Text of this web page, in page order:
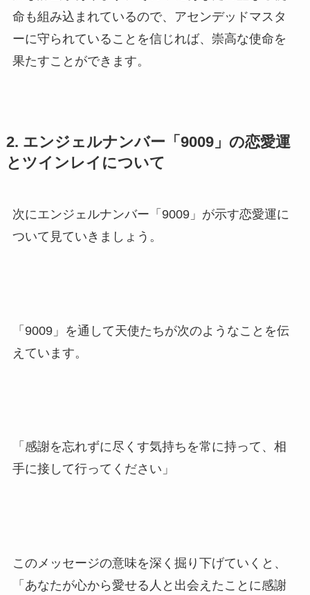
命も組み込まれているので、アセンデッドマスタ
ーに守られていることを信じれば、崇高な使命を
果たすことができます。
2. エンジェルナンバー「9009」の恋愛運
とツインレイについて
次にエンジェルナンバー「9009」が示す恋愛運に
ついて見ていきましょう。
「9009」を通して天使たちが次のようなことを伝
えています。
「感謝を忘れずに尽くす気持ちを常に持って、相
手に接して行ってください」
このメッセージの意味を深く掘り下げていくと、
「あなたが心から愛せる人と出会えたことに感謝